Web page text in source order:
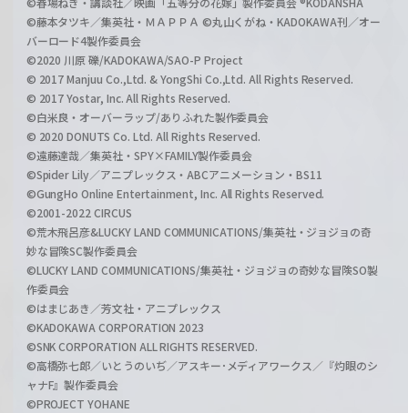
©藤本タツキ／集英社・ＭＡＰＰＡ ©丸山くがね・KADOKAWA刊／オー
バーロード4製作委員会
©2020 川原 礫/KADOKAWA/SAO-P Project
© 2017 Manjuu Co.,Ltd. & YongShi Co.,Ltd. All Rights Reserved.
© 2017 Yostar, Inc. All Rights Reserved.
©白米良・オーバーラップ/ありふれた製作委員会
© 2020 DONUTS Co. Ltd. All Rights Reserved.
©遠藤達哉／集英社・SPY×FAMILY製作委員会
©Spider Lily／アニプレックス・ABCアニメーション・BS11
©GungHo Online Entertainment, Inc. All Rights Reserved.
©2001-2022 CIRCUS
©荒木飛呂彦&LUCKY LAND COMMUNICATIONS/集英社・ジョジョの奇
妙な冒険SC製作委員会
©LUCKY LAND COMMUNICATIONS/集英社・ジョジョの奇妙な冒険SO製
作委員会
©はまじあき／芳文社・アニプレックス
©KADOKAWA CORPORATION 2023
©SNK CORPORATION ALL RIGHTS RESERVED.
©高橋弥七郎／いとうのいぢ／アスキー･メディアワークス／『灼眼のシ
ャナF』製作委員会
©PROJECT YOHANE